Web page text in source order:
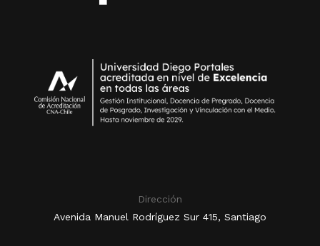
Dirección
Avenida Manuel Rodríguez Sur 415, Santiago